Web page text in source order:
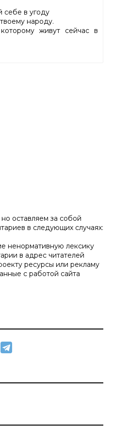
себе в угоду
народу.
живут сейчас в
оставляем за собой
в следующих случаях:
ненормативную лексику
в адрес читателей
ресурсы или рекламу
с работой сайта